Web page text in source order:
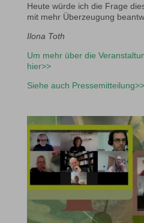
Heute würde ich die Frage
mit mehr Überzeugung
Ilona Toth
Um mehr über die
hier>>
Siehe auch Pressemitteilung>>